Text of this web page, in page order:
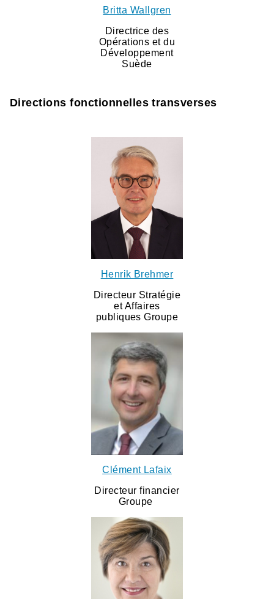
Britta Wallgren
Directrice des
Opérations et du
Développement
Suède
Directions fonctionnelles transverses
Henrik Brehmer
Directeur Stratégie
et Affaires
publiques Groupe
Clément Lafaix
Directeur financier
Groupe